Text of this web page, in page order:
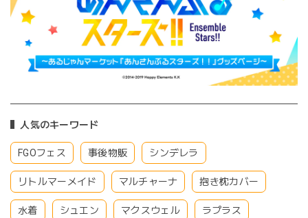
人気のキーワード
FGOフェス 事後物販 シンデレラ
リトルマーメイド マルチャーナ 抱き枕カバー
水着 シュエン マクスウェル ラプラス